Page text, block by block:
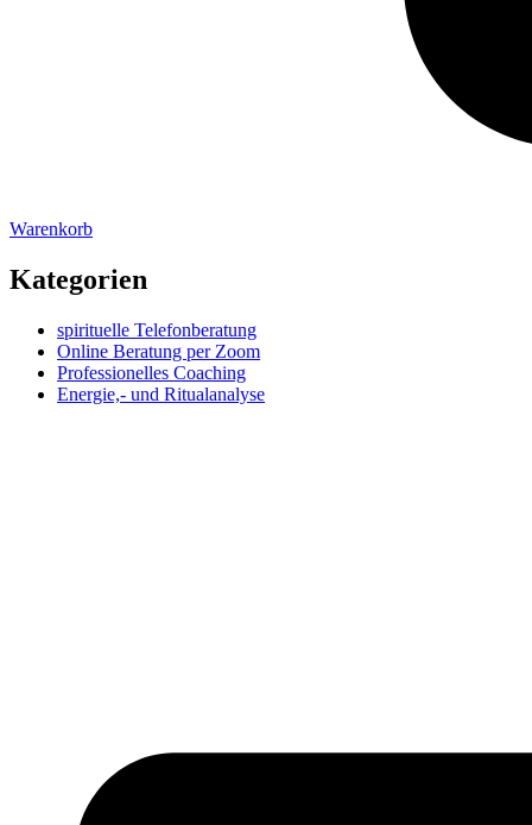
Warenkorb
Kategorien
spirituelle Telefonberatung
Online Beratung per Zoom
Professionelles Coaching
Energie,- und Ritualanalyse